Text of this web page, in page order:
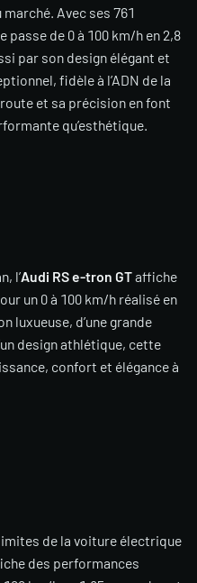
Avec ses 761
de 0 à 100 km/h en 2,8
par son design élégant et
fidèle à l’ADN de la
et sa précision en font
qu’esthétique.
l’Audi RS e-tron GTaffiche
un 0 à 100 km/h réalisé en
luxueuse, d’une grande
design athlétique, cette
confort et élégance à
de la voiture électrique
des performances